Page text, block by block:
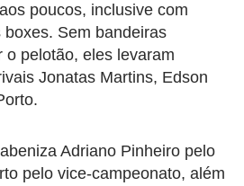
poucos, inclusive com
Sem bandeiras
o pelotão, eles levaram
Jonatas Martins, Edson
Adriano Pinheiro pelo
pelo vice-campeonato, além